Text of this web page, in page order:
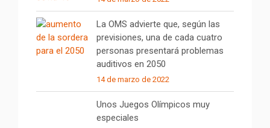
La OMS advierte que, según las
previsiones, una de cada cuatro
personas presentará problemas
auditivos en 2050
14 de marzo de 2022
Unos Juegos Olímpicos muy
especiales